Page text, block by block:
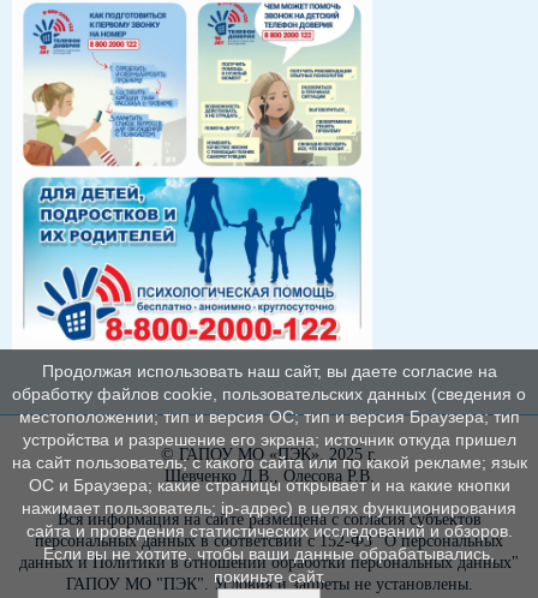
© ГАПОУ МО «ПЭК», 2025 г.
Шевченко Д.В., Олесова Р.В.
Вся информация на сайте размещена с согласия субъектов
персональных данных в соответсвии с 152-ФЗ "О персональных
данных и Политики в отношении обработки персональных данных"
ГАПОУ МО "ПЭК". Условия и запреты не установлены.
Продолжая использовать наш сайт, вы даете согласие на
обработку файлов cookie, пользовательских данных (сведения о
местоположении; тип и версия ОС; тип и версия Браузера; тип
устройства и разрешение его экрана; источник откуда пришел
на сайт пользователь; с какого сайта или по какой рекламе; язык
ОС и Браузера; какие страницы открывает и на какие кнопки
нажимает пользователь; ip-адрес) в целях функционирования
сайта и проведения статистических исследований и обзоров.
Если вы не хотите, чтобы ваши данные обрабатывались,
покиньте сайт.